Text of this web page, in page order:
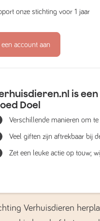
onze stichting voor 1 jaar
een account aan
is
Doel
Verschillende manieren om te
Veel giften zijn aftrekbaar bij
Zet een leuke actie op touw;
Verhuisdieren